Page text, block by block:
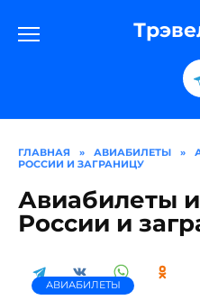
содержанию
ГЛАВНАЯ » АВИАБИЛЕТЫ »
РОССИИ И ЗАГРАНИЦУ
Авиабилеты
России и
АВИАБИЛЕТЫ